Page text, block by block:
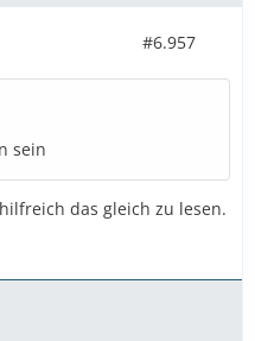
#6.957
sein
das gleich zu lesen.